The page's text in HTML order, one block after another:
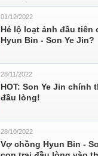
01/12/2022
Hé lộ loạt ảnh đầu tiên
Hyun Bin - Son Ye Jin?
28/11/2022
HOT: Son Ye Jin chính
đầu lòng!
28/10/2022
Vợ chồng Hyun Bin -